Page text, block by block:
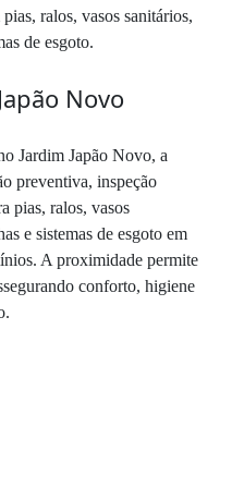
ralos, vasos sanitários,
de esgoto.
Novo
Jardim Japão Novo, a
preventiva, inspeção
pias, ralos, vasos
e sistemas de esgoto em
A proximidade permite
conforto, higiene